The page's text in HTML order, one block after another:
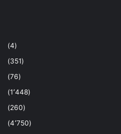
(4)
(351)
(76)
(1٬448)
(260)
(4٬750)